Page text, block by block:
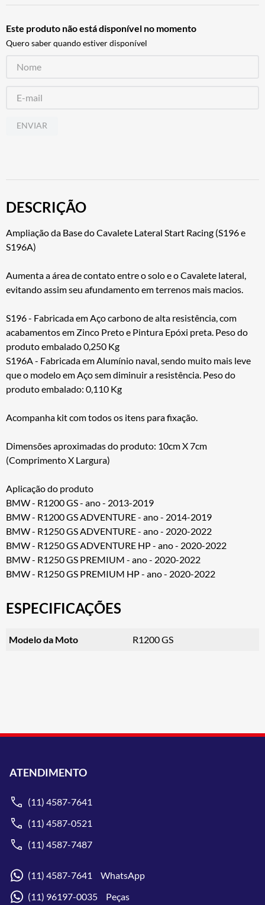
Este produto não está disponível no momento
Quero saber quando estiver disponível
ENVIAR
DESCRIÇÃO
Ampliação da Base do Cavalete Lateral Start Racing (S196 e
S196A)
Aumenta a área de contato entre o solo e o Cavalete lateral,
evitando assim seu afundamento em terrenos mais macios.
S196 - Fabricada em Aço carbono de alta resistência, com
acabamentos em Zinco Preto e Pintura Epóxi preta. Peso do
produto embalado 0,250 Kg
S196A - Fabricada em Alumínio naval, sendo muito mais leve
que o modelo em Aço sem diminuir a resistência. Peso do
produto embalado: 0,110 Kg
Acompanha kit com todos os itens para fixação.
Dimensões aproximadas do produto: 10cm X 7cm
(Comprimento X Largura)
Aplicação do produto
BMW - R1200 GS - ano - 2013-2019
BMW - R1200 GS ADVENTURE - ano - 2014-2019
BMW - R1250 GS ADVENTURE - ano - 2020-2022
BMW - R1250 GS ADVENTURE HP - ano - 2020-2022
BMW - R1250 GS PREMIUM - ano - 2020-2022
BMW - R1250 GS PREMIUM HP - ano - 2020-2022
ESPECIFICAÇÕES
Modelo da Moto R1200 GS
ATENDIMENTO
(11) 4587-7641
(11) 4587-0521
(11) 4587-7487
(11) 4587-7641 WhatsApp
(11) 96197-0035 Peças